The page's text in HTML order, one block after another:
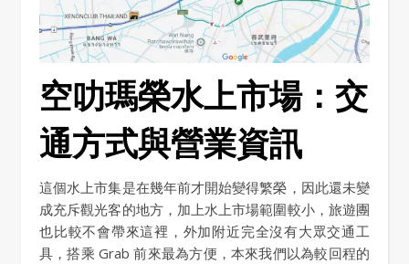
空叻瑪榮水上市場：交
通方式與營業資訊
這個水上市集是在幾年前才開始變得繁榮，因此還未變
成充斥觀光客的地方，加上水上市場範圍較小，旅遊團
也比較不會帶來這裡，外加附近完全沒有大眾交通工
具，搭乘 Grab 前來最為方便，本來我們以為較回程的